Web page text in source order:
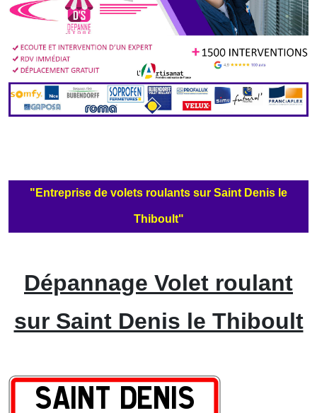
"Entreprise de volets roulants sur Saint Denis le
Thiboult"
Dépannage Volet roulant
sur Saint Denis le Thiboult